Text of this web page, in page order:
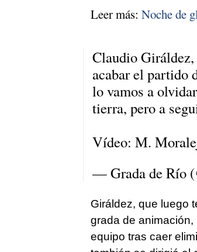
Leer más: Noche de
Claudio
acabar el partido
lo vamos a
tierra, pero a
Vídeo: M.
— Grada de Río
Giráldez, que luego
grada de animación,
equipo tras caer